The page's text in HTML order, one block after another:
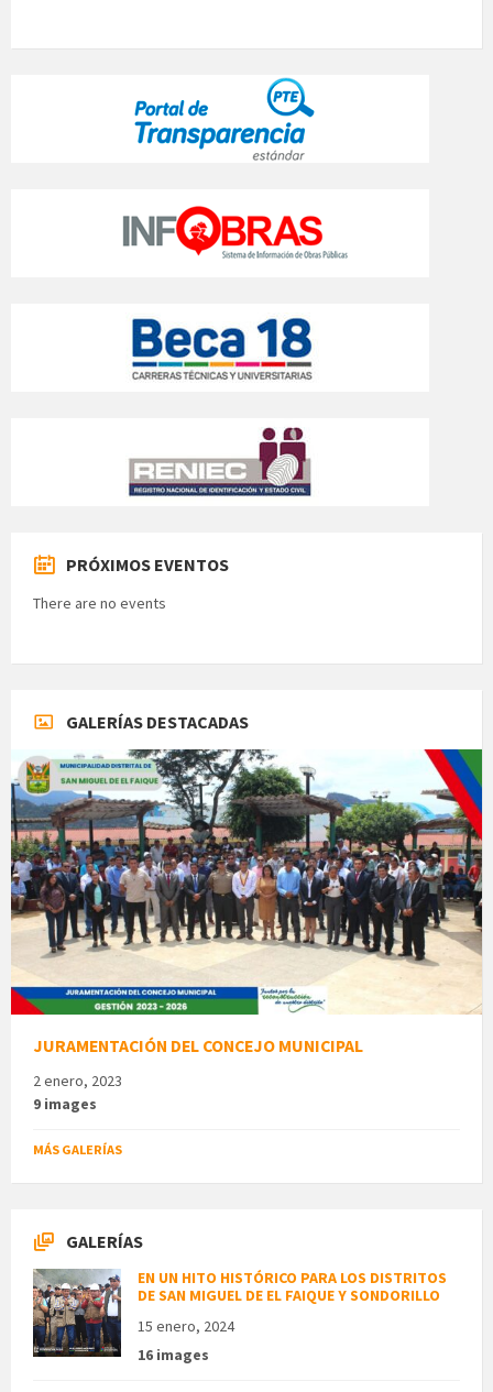
PRÓXIMOS EVENTOS
There are no events
GALERÍAS DESTACADAS
JURAMENTACIÓN DEL CONCEJO MUNICIPAL
2 enero, 2023
9 images
MÁS GALERÍAS
GALERÍAS
EN UN HITO HISTÓRICO PARA LOS DISTRITOS
DE SAN MIGUEL DE EL FAIQUE Y SONDORILLO
15 enero, 2024
16 images